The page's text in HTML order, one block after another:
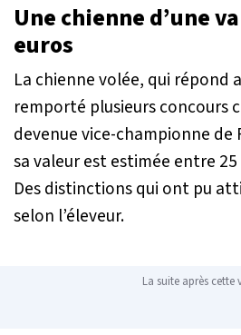
Une chienne d’une
euros
La chienne volée, qui répond
remporté plusieurs concours
devenue vice-championne
sa valeur est estimée entre
Des distinctions qui ont pu
selon l’éleveur.
La suite après cette